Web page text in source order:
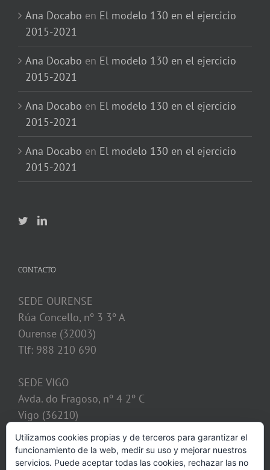
Ana Docabo en El modelo 130 en el ejercicio
2015-2021
Ana Docabo en El modelo 130 en el ejercicio
2015-2021
Ana Docabo en El modelo 130 en el ejercicio
2015-2021
Ana Docabo en El modelo 130 en el ejercicio
2015-2021
CONTACTO
SEDE OURENSE
Rúa Concello, nº 3 3º A
Ourense (32003)
Tlf: 988 210 690
SEDE VIGO
Avda. do Fragoso, nº 4 2º C
Vigo (36210)
Tlf: 986 128 621
despacho@calvosobrino.com
Utilizamos cookies propias y de terceros para garantizar el
funcionamiento de la web, medir su uso y mejorar nuestros
servicios. Puede aceptar todas las cookies, rechazar las no